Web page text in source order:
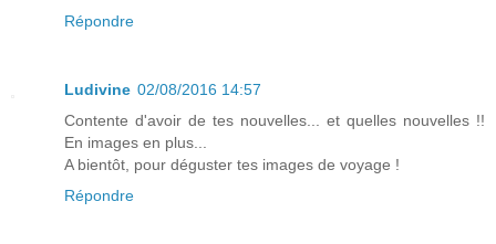
Répondre
Ludivine 02/08/2016 14:57
Contente d'avoir de tes nouvelles... et quelles nouvelles !!
En images en plus...
A bientôt, pour déguster tes images de voyage !
Répondre